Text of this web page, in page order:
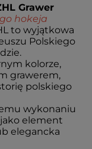
Grawer
hokeja
to wyjątkowa
Polskiego
kolorze,
grawerem,
polskiego
wykonaniu
element
elegancka